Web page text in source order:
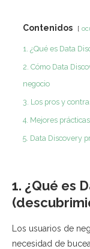
Contenidos
1. ¿Qué es Data
2. Cómo Data
negocio
3. Los pros y
4. Mejores
5. Data Discovery
1. ¿Qué es
Los usuarios de
necesidad de